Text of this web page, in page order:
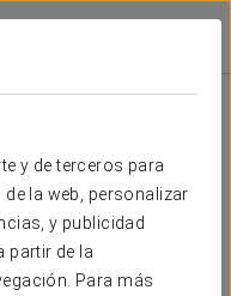
y de terceros para
la web, personalizar
y publicidad
partir de la
Para más